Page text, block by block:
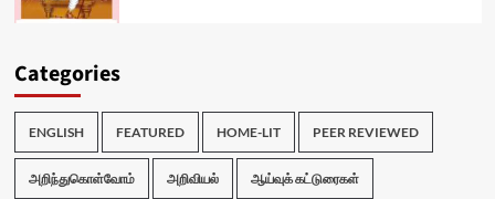
Categories
ENGLISH FEATURED HOME-LIT PEER REVIEWED
அறிந்துகொள்வோம் அறிவியல் ஆய்வுக் கட்டுரைகள்